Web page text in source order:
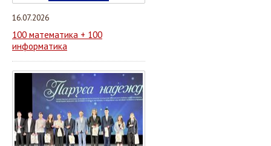
16.07.2026
100 математика + 100
информатика